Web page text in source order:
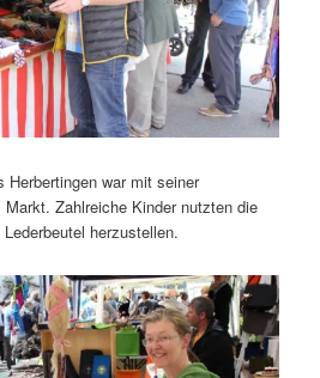
Herbertingen war mit seiner
Zahlreiche Kinder nutzten die
herzustellen.